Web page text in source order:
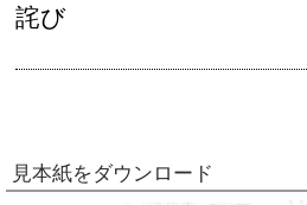
詫び
見本紙をダウンロード